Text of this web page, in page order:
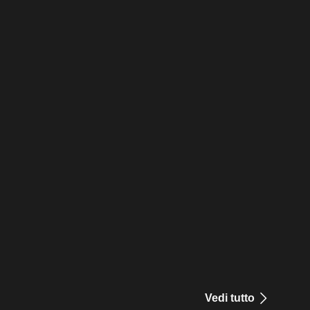
Vedi tutto